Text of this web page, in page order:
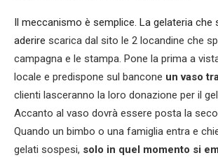
Il meccanismo è semplice. La gelateria che
aderire scarica dal sito le 2 locandine che
campagna e le stampa. Pone la prima a
locale e predispone sul bancone un vaso
clienti lasceranno la loro donazione per il
Accanto al vaso dovrà essere posta la
Quando un bimbo o una famiglia entra e
gelati sospesi, solo in quel momento si